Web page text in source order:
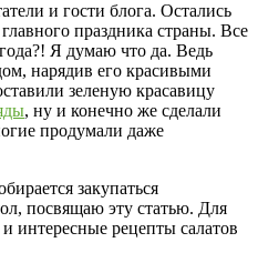
и гости блога. Остались
праздника страны. Все
Я думаю что да. Ведь
нарядив его красивыми
зеленую красавицу
, ну и конечно же сделали
продумали даже
закупаться
посвящаю эту статью. Для
интересные рецепты салатов